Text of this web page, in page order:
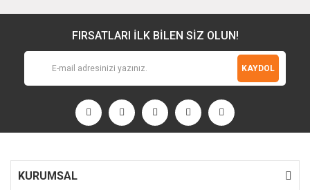
FIRSATLARI İLK BİLEN SİZ OLUN!
KAYDOL
KURUMSAL